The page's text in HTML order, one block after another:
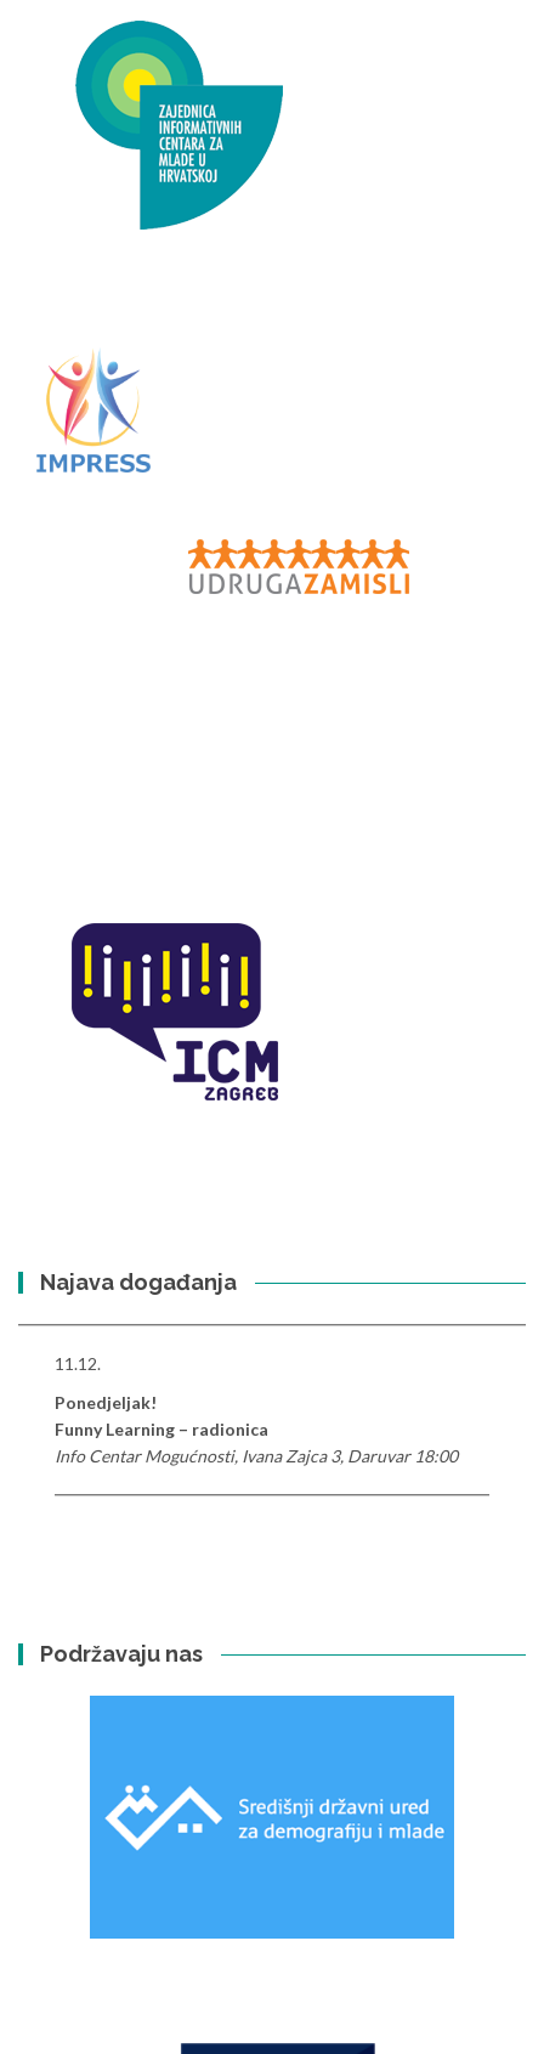
Najava događanja
11.12.
Ponedjeljak!
Funny Learning – radionica
Info Centar Mogućnosti, Ivana Zajca 3, Daruvar 18:00
Podržavaju nas